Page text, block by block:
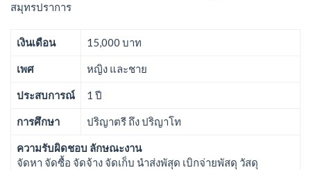
สมุทรปราการ
เงินเดือน 15,000 บาท
เพศ หญิง และชาย
ประสบการณ์ 1 ปี
การศึกษา ปริญาตรี ถึง ปริญาโท
ความรับผิดชอบ ลักษณะงาน
จัดหา จัดซื้อ จัดจ้าง จัดเก็บ นำส่งพัสุด เบิกจ่ายพัสดุ วัสดุ